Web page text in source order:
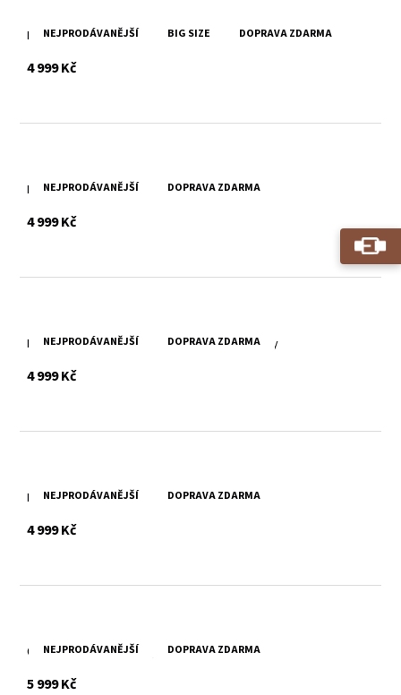
NEJPRODÁVANĚJŠÍ BIG SIZE DOPRAVA ZDARMA
Dámský černý kožený křivák Divoký býk GGPIPER
4 999 Kčs DPH
NEJPRODÁVANĚJŠÍ DOPRAVA ZDARMA
Dámský černý kožený křivák MWPasja W
4 999 Kčs DPH
NEJPRODÁVANĚJŠÍ DOPRAVA ZDARMA
Dámský kožený křivák MWPasja W v barvě Ivory
4 999 Kčs DPH
NEJPRODÁVANĚJŠÍ DOPRAVA ZDARMA
Dámský černý křivák MWKajah
4 999 Kčs DPH
NEJPRODÁVANĚJŠÍ DOPRAVA ZDARMA
Červený dámský kožený křivák Fayola
5 999 Kčs DPH